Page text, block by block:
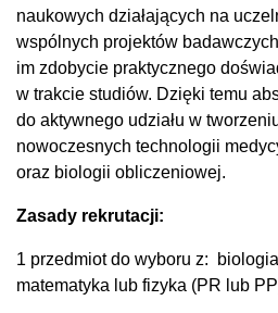
naukowych działających na
wspólnych projektów
im zdobycie praktycznego
w trakcie studiów. Dzięki temu
do aktywnego udziału w
nowoczesnych technologii
oraz biologii obliczeniowej.
Zasady rekrutacji:
1 przedmiot do wyboru z:
matematyka lub fizyka (PR lub